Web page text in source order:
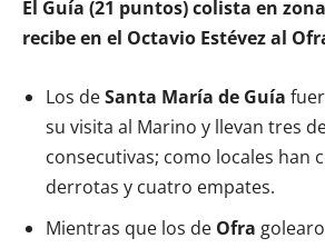
El Guía (21 puntos) colista en
recibe en el Octavio Estévez al
Los deSanta María de Guía
su visita al Marino y llevan tres
consecutivas; como locales han
derrotas y cuatro empates.
Mientras que los de Ofra